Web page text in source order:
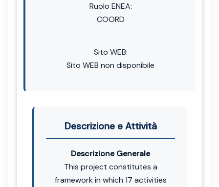
Ruolo ENEA:
COORD
Sito WEB:
Sito WEB non disponibile
Descrizione e Attività
Descrizione Generale
This project constitutes a
framework in which 17 activities